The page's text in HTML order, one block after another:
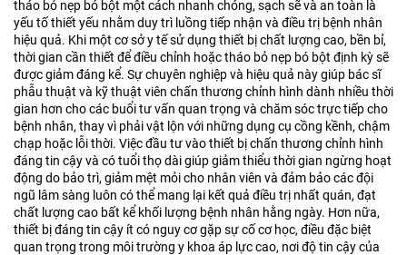
tháo bỏ nẹp bó bột một cách nhanh chóng, sạch sẽ và an toàn là
yếu tố thiết yếu nhằm duy trì luồng tiếp nhận và điều trị bệnh nhân
hiệu quả. Khi một cơ sở y tế sử dụng thiết bị chất lượng cao, bền bỉ,
thời gian cần thiết để điều chỉnh hoặc tháo bỏ nẹp bó bột định kỳ sẽ
được giảm đáng kể. Sự chuyên nghiệp và hiệu quả này giúp bác sĩ
phẫu thuật và kỹ thuật viên chấn thương chỉnh hình dành nhiều thời
gian hơn cho các buổi tư vấn quan trọng và chăm sóc trực tiếp cho
bệnh nhân, thay vì phải vật lộn với những dụng cụ cồng kềnh, chậm
chạp hoặc lỗi thời. Việc đầu tư vào thiết bị chấn thương chỉnh hình
đáng tin cậy và có tuổi thọ dài giúp giảm thiểu thời gian ngừng hoạt
động do bảo trì, giảm mệt mỏi cho nhân viên và đảm bảo các đội
ngũ lâm sàng luôn có thể mang lại kết quả điều trị nhất quán, đạt
chất lượng cao bất kể khối lượng bệnh nhân hằng ngày. Hơn nữa,
thiết bị đáng tin cậy ít có nguy cơ gặp sự cố cơ học, điều đặc biệt
quan trọng trong môi trường y khoa áp lực cao, nơi độ tin cậy của